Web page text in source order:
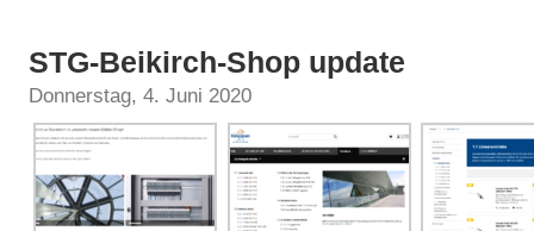
STG-Beikirch-Shop update
Donnerstag, 4. Juni 2020